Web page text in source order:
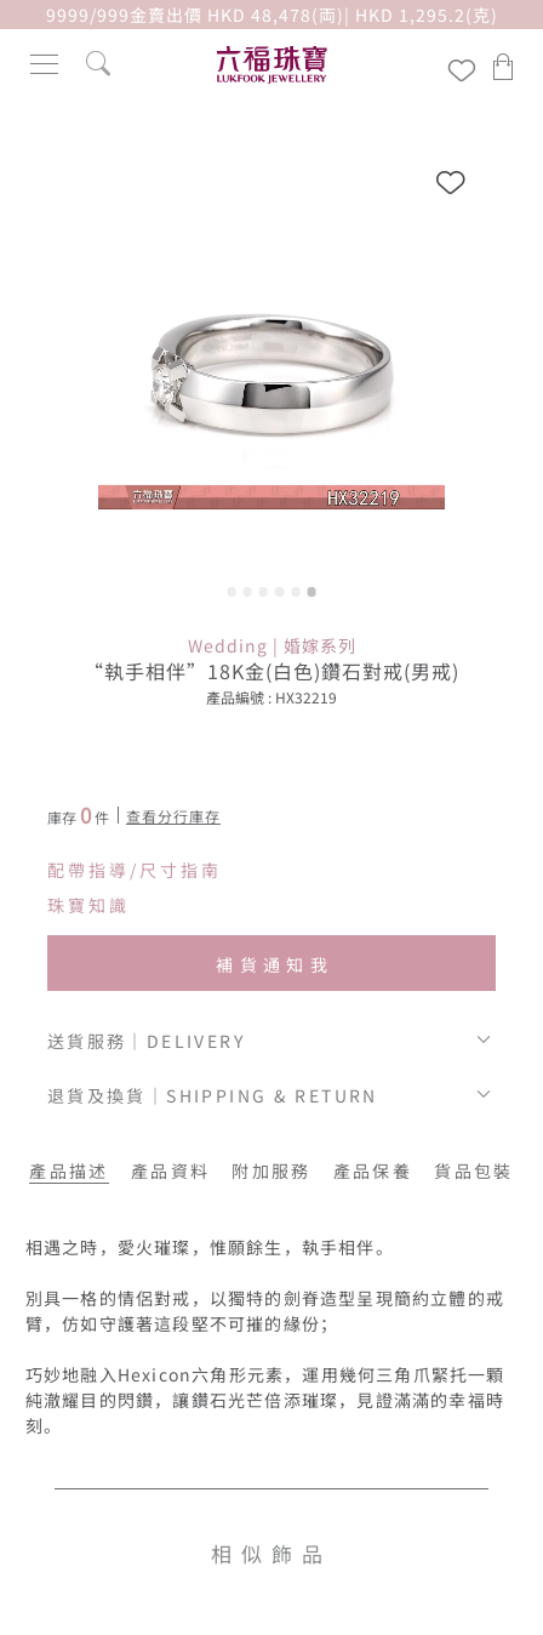
9999/999金賣出價 HKD 48,478(両)| HKD 1,295.2(克)
Wedding | 婚嫁系列
“執手相伴”18K金(白色)鑽石對戒(男戒)
產品編號 : HX32219
庫存 0件 查看分行庫存
配帶指導/尺寸指南
珠寶知識
補貨通知我
送貨服務｜DELIVERY
退貨及換貨｜SHIPPING & RETURN
產品描述 產品資料 附加服務 產品保養 貨品包裝
相遇之時，愛火璀璨，惟願餘生，執手相伴。
別具一格的情侶對戒，以獨特的劍脊造型呈現簡約立體的戒
臂，仿如守護著這段堅不可摧的緣份；
巧妙地融入Hexicon六角形元素，運用幾何三角爪緊托一顆
純澈耀目的閃鑽，讓鑽石光芒倍添璀璨，見證滿滿的幸福時
刻。
相似飾品